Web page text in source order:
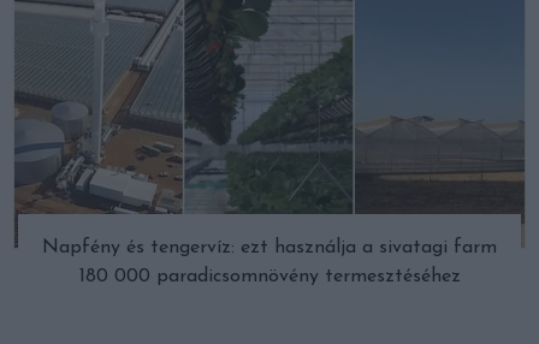
Napfény és tengervíz: ezt használja a sivatagi farm
180 000 paradicsomnövény termesztéséhez